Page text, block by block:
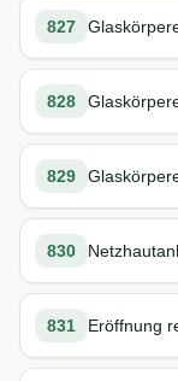
827
828
829
830
831 Eröffnung